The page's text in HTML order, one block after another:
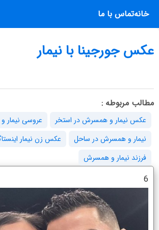
خانهتماس با ما
عکس جورجینا با نیمار
مطالب مربوطه :
عکس نیمار و همسرش در استخر
عروسی
نیمار و همسرش در ساحل
عکس زن نیمار
فرزند نیمار و همسرش
6